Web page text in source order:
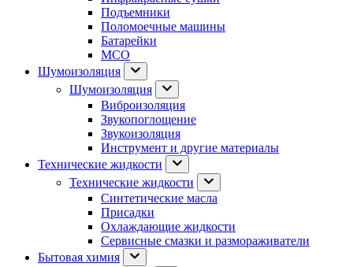
Подъемники
Поломоечные машины
Батарейки
МСО
Шумоизоляция
Шумоизоляция
Виброизоляция
Звукопоглощение
Звукоизоляция
Инструмент и другие материалы
Технические жидкости
Технические жидкости
Синтетические масла
Присадки
Охлаждающие жидкости
Сервисные смазки и размораживатели
Бытовая химия